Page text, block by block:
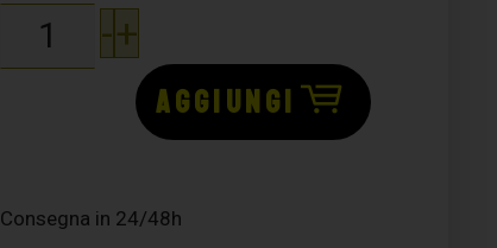
-+
AGGIUNGI
Consegna in 24/48h